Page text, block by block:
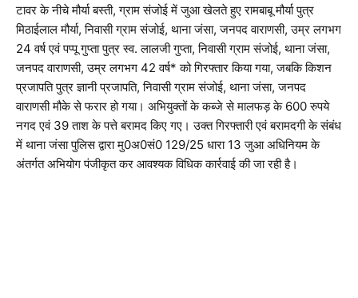
टावर के नीचे मौर्या बस्ती, ग्राम संजोई में जुआ खेलते हुए रामबाबू मौर्या पुत्र
मिठाईलाल मौर्या, निवासी ग्राम संजोई, थाना जंसा, जनपद वाराणसी, उम्र लगभग
24 वर्ष एवं पप्पू गुप्ता पुत्र स्व. लालजी गुप्ता, निवासी ग्राम संजोई, थाना जंसा,
जनपद वाराणसी, उम्र लगभग 42 वर्ष* को गिरफ्तार किया गया, जबकि किशन
प्रजापति पुत्र ज्ञानी प्रजापति, निवासी ग्राम संजोई, थाना जंसा, जनपद
वाराणसी मौके से फरार हो गया। अभियुक्तों के कब्जे से मालफड़ के 600 रुपये
नगद एवं 39 ताश के पत्ते बरामद किए गए। उक्त गिरफ्तारी एवं बरामदगी के संबंध
में थाना जंसा पुलिस द्वारा मु0अ0सं0 129/25 धारा 13 जुआ अधिनियम के
अंतर्गत अभियोग पंजीकृत कर आवश्यक विधिक कार्रवाई की जा रही है।